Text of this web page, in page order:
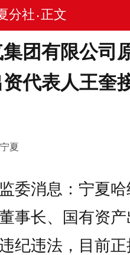
分社 • 正文
团有限公司
代表人王奎
夏
消息：宁夏哈
事长、国有资
纪违法，目前